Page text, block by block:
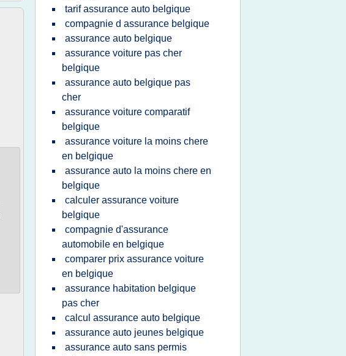
tarif assurance auto belgique
compagnie d assurance belgique
assurance auto belgique
assurance voiture pas cher
belgique
assurance auto belgique pas
cher
assurance voiture comparatif
belgique
assurance voiture la moins chere
en belgique
assurance auto la moins chere en
belgique
calculer assurance voiture
belgique
compagnie d'assurance
automobile en belgique
comparer prix assurance voiture
en belgique
assurance habitation belgique
pas cher
calcul assurance auto belgique
assurance auto jeunes belgique
assurance auto sans permis